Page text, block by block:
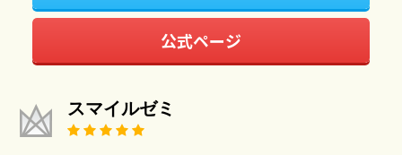
公式ページ
スマイルゼミ